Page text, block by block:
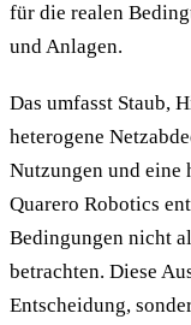
für die realen
und Anlagen.
Das umfasst Staub,
heterogene
Nutzungen und
Quarero Robotics
Bedingungen nicht
betrachten. Diese
Entscheidung,